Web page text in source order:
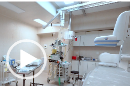
Reproductor
de
video